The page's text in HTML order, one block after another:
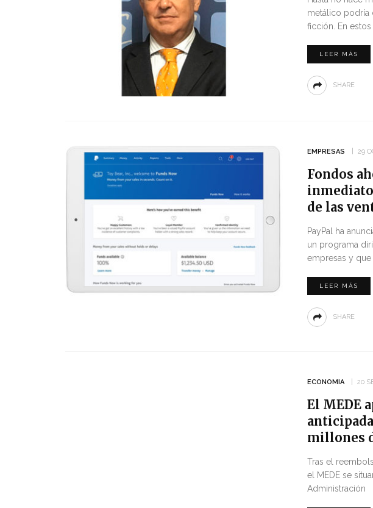
metálico podría
ficción. En
LEER MÁS
SHARE
EMPRESAS 29
Fondos
de las
PayPal ha
un programa
empresas y que
LEER MÁS
SHARE
ECONOMIA 20
El MEDE
millones
Tras el
el MEDE se
Administración